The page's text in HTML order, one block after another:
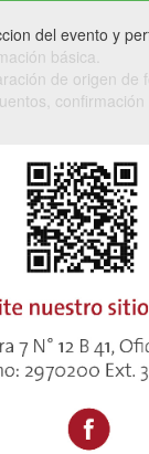
del evento y
básica.
de origen de